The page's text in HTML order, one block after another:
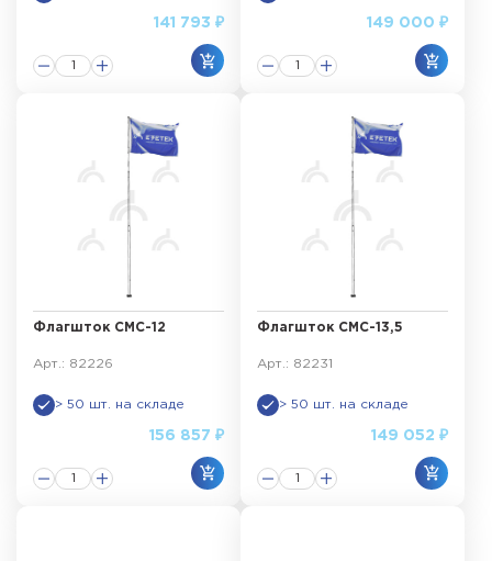
141 793 ₽ 149 000 ₽
Флагшток СМС-12
Арт.: 82226
> 50 шт. на складе
156 857 ₽
Флагшток СМС-13,5
Арт.: 82231
> 50 шт. на складе
149 052 ₽